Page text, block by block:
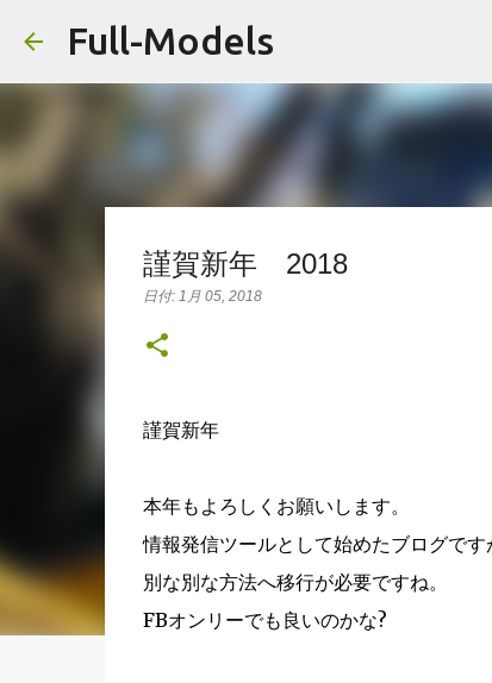
Full-Models
謹賀新年 2018
日付: 1月 05, 2018
謹賀新年
本年もよろしくお願いします。
情報発信ツールとして始めたブログです
別な別な方法へ移行が必要ですね。
FBオンリーでも良いのかな?